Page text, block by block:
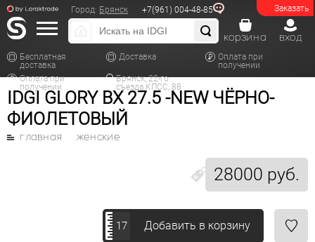
Заказать
Город: Брянск +7(961) 004-48-85
Бесплатная
доставка
Доставка
Оплата при
получении
Оплата при
получении
Брянск, 22-го
съезда КПСС, 88
вход
корзина
IDGI GLORY BX 27.5 -NEW ЧЁРНО-
ФИОЛЕТОВЫЙ
28000 руб.
главная женские
17 Добавить в корзину